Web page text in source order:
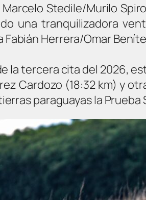
Marcelo Stedile/Murilo
una tranquilizadora
Fabián Herrera/Omar
la tercera cita del 2026,
Cardozo (18:32 km) y
paraguayas la